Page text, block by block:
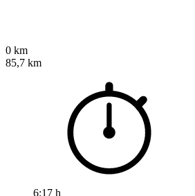
0 km
85,7 km
6:17 h